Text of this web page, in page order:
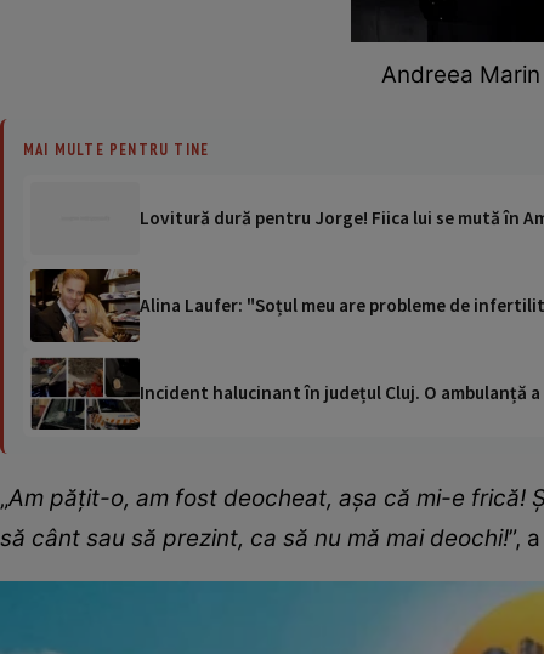
Andreea
MAI MULTE PENTRU TINE
Lovitură dură pentru Jorge! Fiica lui se mută în
Alina Laufer: "Soțul meu are probleme de
Incident halucinant în județul Cluj. O ambulanță
„Am pățit-o, am fost deocheat, așa că mi-e frică!
să cânt sau să prezint, ca să nu mă mai deochi!”,